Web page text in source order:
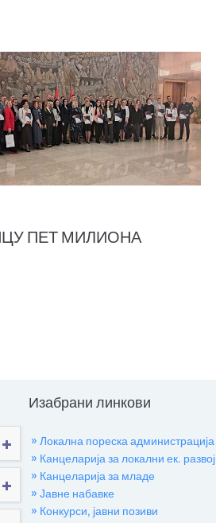
ПЕТ МИЛИОНА
Изабрани линкови
» Локална пореска администрација
» Канцеларија за локални ек. развој
» Канцеларија за младе
» Јавне набавке
» Конкурси, јавни позиви